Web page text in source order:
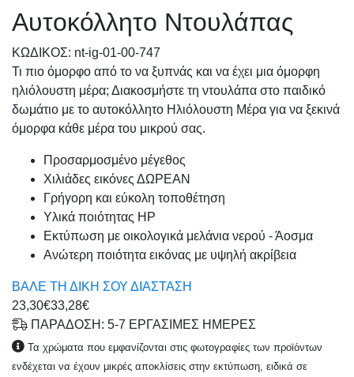
Αυτοκόλλητο Ντουλάπας
KΩΔΙΚΟΣ: nt-ig-01-00-747
Τι πιο όμορφο από το να ξυπνάς και να έχει μια όμορφη
ηλιόλουστη μέρα; Διακοσμήστε τη ντουλάπα στο παιδικό
δωμάτιο με το αυτοκόλλητο Ηλιόλουστη Μέρα για να ξεκινά
όμορφα κάθε μέρα του μικρού σας.
Προσαρμοσμένo μέγεθος
Χιλιάδες εικόνες ΔΩΡΕΑΝ
Γρήγορη και εύκολη τοποθέτηση
Υλικά ποιότητας HP
Εκτύπωση με οικολογικά μελάνια νερού - Άοσμα
Ανώτερη ποιότητα εικόνας με υψηλή ακρίβεια
ΒΑΛΕ ΤΗ ΔΙΚΗ ΣΟΥ ΔΙΑΣΤΑΣΗ
23,30€33,28€
ΠΑΡΑΔΟΣΗ: 5-7 ΕΡΓΑΣΙΜΕΣ ΗΜΕΡΕΣ
Τα χρώματα που εμφανίζονται στις φωτογραφίες των προϊόντων
ενδέχεται να έχουν μικρές αποκλίσεις στην εκτύπωση, ειδικά σε